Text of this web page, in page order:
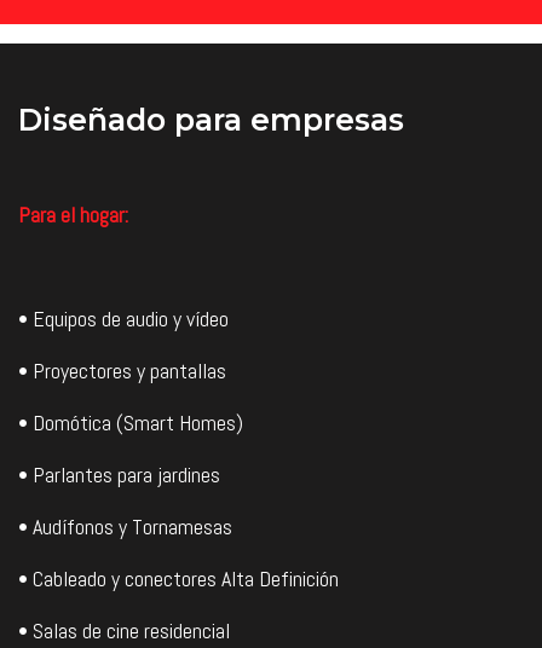
Diseñado para empresas
Para el hogar:
• Equipos de audio y vídeo
• Proyectores y pantallas
• Domótica (Smart Homes)
• Parlantes para jardines
• Audífonos y Tornamesas
• Cableado y conectores Alta Definición
• Salas de cine residencial